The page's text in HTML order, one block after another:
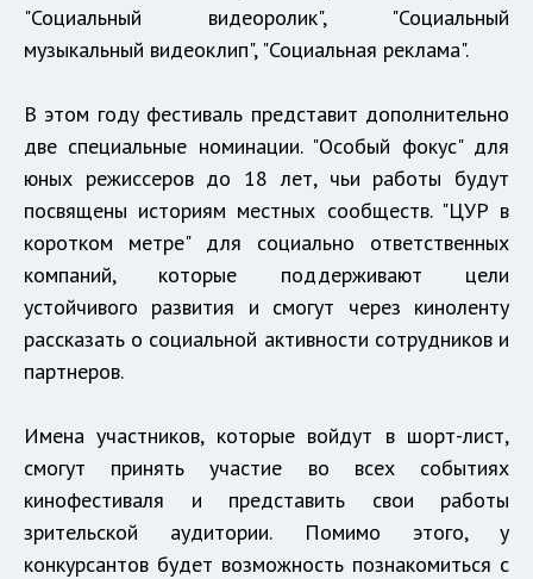
"Социальный видеоролик", "Социальный
музыкальный видеоклип", "Социальная реклама".
В этом году фестиваль представит дополнительно
две специальные номинации. "Особый фокус" для
юных режиссеров до 18 лет, чьи работы будут
посвящены историям местных сообществ. "ЦУР в
коротком метре" для социально ответственных
компаний, которые поддерживают цели
устойчивого развития и смогут через киноленту
рассказать о социальной активности сотрудников и
партнеров.
Имена участников, которые войдут в шорт-лист,
смогут принять участие во всех событиях
кинофестиваля и представить свои работы
зрительской аудитории. Помимо этого, у
конкурсантов будет возможность познакомиться с